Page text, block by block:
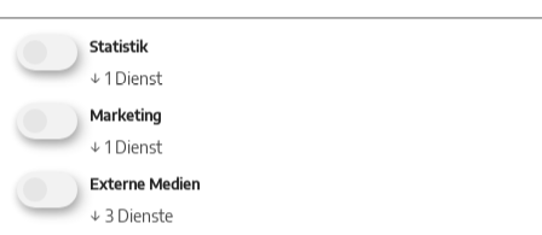
freiburg@baum-immobilien.de
Statistik
↓ 1 Dienst
Marketing
↓ 1 Dienst
Externe Medien
↓ 3 Dienste